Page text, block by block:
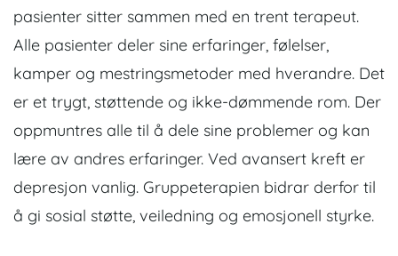
pasienter sitter sammen med en trent terapeut.
Alle pasienter deler sine erfaringer, følelser,
kamper og mestringsmetoder med hverandre. Det
er et trygt, støttende og ikke-dømmende rom. Der
oppmuntres alle til å dele sine problemer og kan
lære av andres erfaringer. Ved avansert kreft er
depresjon vanlig. Gruppeterapien bidrar derfor til
å gi sosial støtte, veiledning og emosjonell styrke.